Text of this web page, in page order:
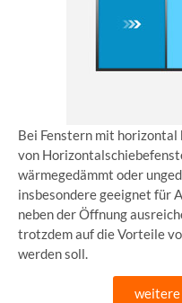
Bei Fenstern mit horizontal
von
wärmegedämmt oder
insbesondere geeignet für
neben der Öffnung
trotzdem auf die Vorteile
werden soll.